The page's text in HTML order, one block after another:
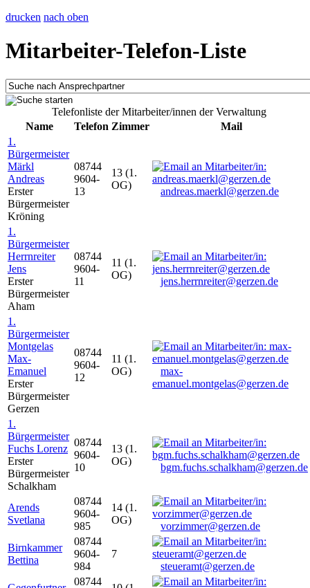
drucken nach oben
Mitarbeiter-Telefon-Liste
Telefonliste der Mitarbeiter/innen der Verwaltung
Name
Telefon Zimmer
Mail
1.
Bürgermeister
Märkl
Andreas
Erster
Bürgermeister
Kröning
08744
9604-
13
13 (1.
OG)
andreas.maerkl@gerzen.de
1.
Bürgermeister
Herrnreiter
Jens
Erster
Bürgermeister
Aham
08744
9604-
11
11 (1.
OG)
jens.herrnreiter@gerzen.de
1.
Bürgermeister
Montgelas
Max-
Emanuel
Erster
Bürgermeister
Gerzen
08744
9604-
12
11 (1.
OG)
max-
emanuel.montgelas@gerzen.de
1.
Bürgermeister
Fuchs Lorenz
Erster
Bürgermeister
Schalkham
08744
9604-
10
13 (1.
OG)
bgm.fuchs.schalkham@gerzen.de
Arends
Svetlana
08744
9604-
985
14 (1.
OG)
vorzimmer@gerzen.de
Birnkammer
Bettina
08744
9604-
984
7
steueramt@gerzen.de
08744